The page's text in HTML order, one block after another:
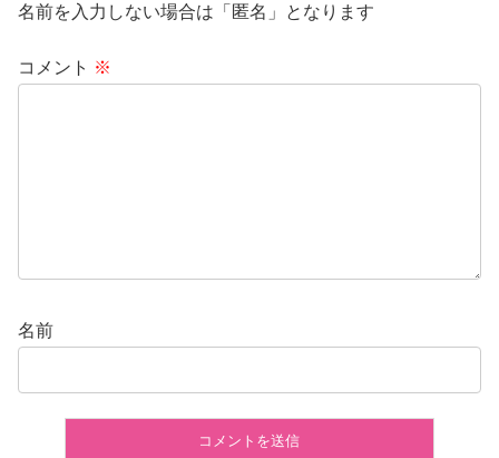
名前を入力しない場合は「匿名」となります
コメント ※
名前